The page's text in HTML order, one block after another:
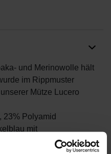
und Merinowolle hält
im Rippmuster
Mütze Lucero
23% Polyamid
mit